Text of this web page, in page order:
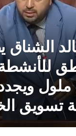
للأنشطة
ملول
تسويق